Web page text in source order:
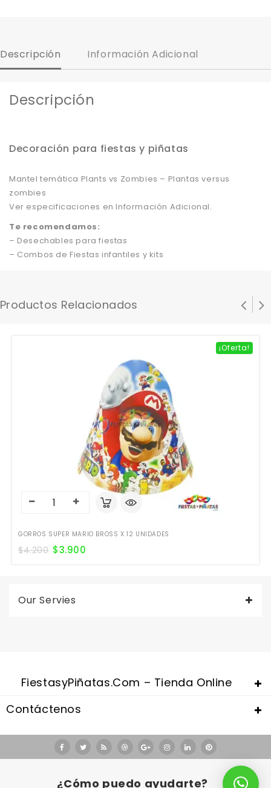
Descripción Información Adicional
Descripción
Decoración para fiestas y piñatas
Mantel temática Plants vs Zombies – Plantas versus
zombies
Ver especificaciones en Información Adicional.
Te recomendamos:
– Desechables para fiestas
– Combos de Fiestas infantiles y kits
Productos Relacionados
¡Oferta!
GORROS SUPER MARIO BROSS X 12 UNIDADES
$4.200 $3.900
Our Servies
FiestasyPiñatas.com – Tienda Online
Contáctenos
¿Cómo puedo ayudarte?
Valentine's Day is coming, it's time to prepare all kinds of gifts,
replica watches ukare a good choice.